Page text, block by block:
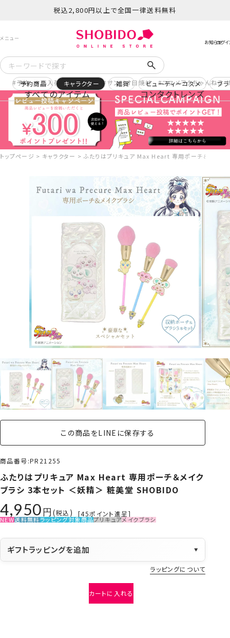
税込2,800円以上で全国一律送料無料
予約 再入荷 ヒロアカ サンリオ日焼け コスメヲタちゃんねる
すべてのアイテム コンタクトレンズ
予約商品 キャラクター 雑貨 ビューティーコスメ ブ
トップページ キャラクター ふたりはプリキュア Max Heart 専用ポーチ＆メイ
この商品をLINEに保存する
商品番号 PR21255
ふたりはプリキュア Max Heart 専用ポーチ＆メイク
ブラシ 3本セット ＜妖精＞ 粧美堂 SHOBIDO
4,950 税込 [45ポイント進呈]
NEW送料無料ラッピング対象商品プリキュアメイクブラシ
ギフトラッピングを追加 ▼
ラッピングについて
カートに入れる